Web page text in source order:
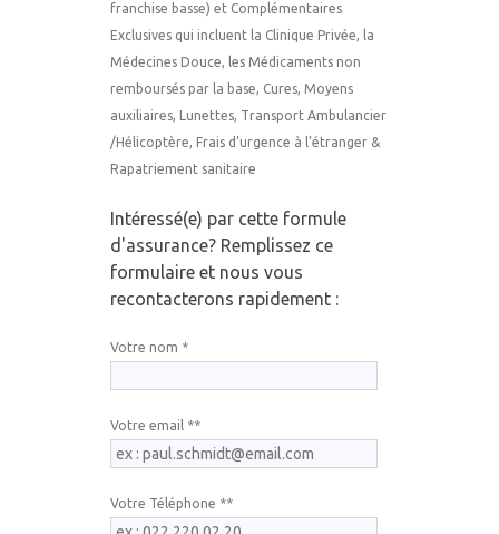
franchise basse) et Complémentaires
Exclusives qui incluent la Clinique Privée, la
Médecines Douce, les Médicaments non
remboursés par la base, Cures, Moyens
auxiliaires, Lunettes, Transport Ambulancier
/Hélicoptère, Frais d’urgence à l’étranger &
Rapatriement sanitaire
Intéressé(e) par cette formule
d'assurance? Remplissez ce
formulaire et nous vous
recontacterons rapidement :
Votre nom *
Votre email **
Votre Téléphone **